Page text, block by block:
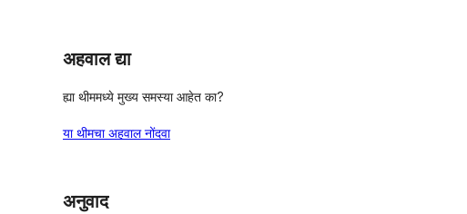
अहवाल द्या
ह्या थीममध्ये मुख्य समस्या आहेत का?
या थीमचा अहवाल नोंदवा
अनुवाद